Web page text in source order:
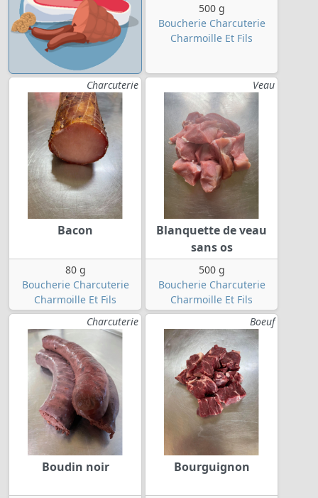
500 g
Boucherie Charcuterie
Charmoille Et Fils
Charcuterie
Bacon
80 g
Boucherie Charcuterie
Charmoille Et Fils
Veau
Blanquette de veau
sans os
500 g
Boucherie Charcuterie
Charmoille Et Fils
Charcuterie
Boudin noir
Boeuf
Bourguignon